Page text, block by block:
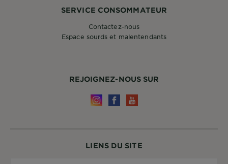
LIENS DU SITE
REJOIGNEZ-NOUS SUR
SERVICE CONSOMMATEUR
Contactez-nous
Espace sourds et malentendants